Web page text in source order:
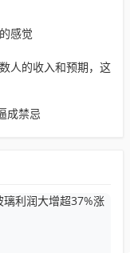
感觉
人的收入和预期，这
成禁忌